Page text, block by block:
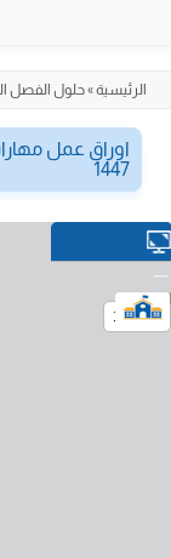
الرئيسية»حلول الفصل
اوراق عمل
1447